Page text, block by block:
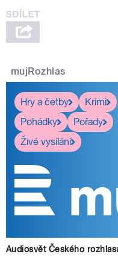
mujRozhlas
Hry a četby
Krimi
Pohádky
Pořady
Živé vysílání
Audiosvět Českého